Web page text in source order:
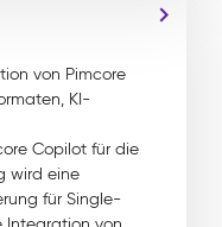
von Pimcore
KI-
Copilot für die
wird eine
für Single-